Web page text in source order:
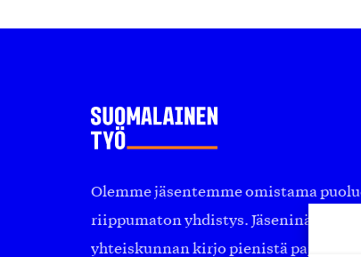
Olemme jäsentemme omistama
riippumaton yhdistys. Jäseninämme
yhteiskunnan kirjo pienistä pajoista